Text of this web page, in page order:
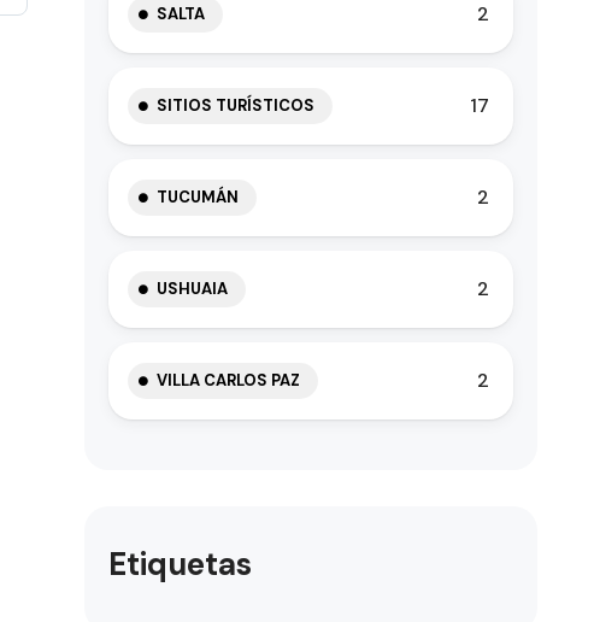
SALTA 2
SITIOS TURÍSTICOS 17
TUCUMÁN 2
USHUAIA 2
VILLA CARLOS PAZ 2
Etiquetas